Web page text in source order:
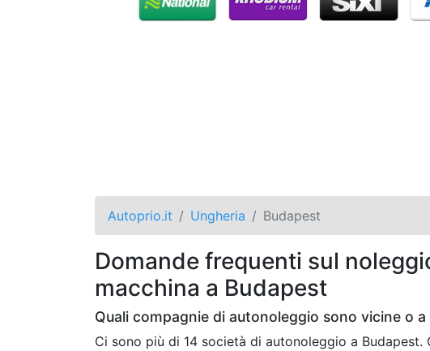
Autoprio.it Ungheria Budapest
Domande frequenti sul
macchina a Budapest
Quali compagnie di autonoleggio sono vicine o a
Ci sono più di 14 società di autonoleggio a